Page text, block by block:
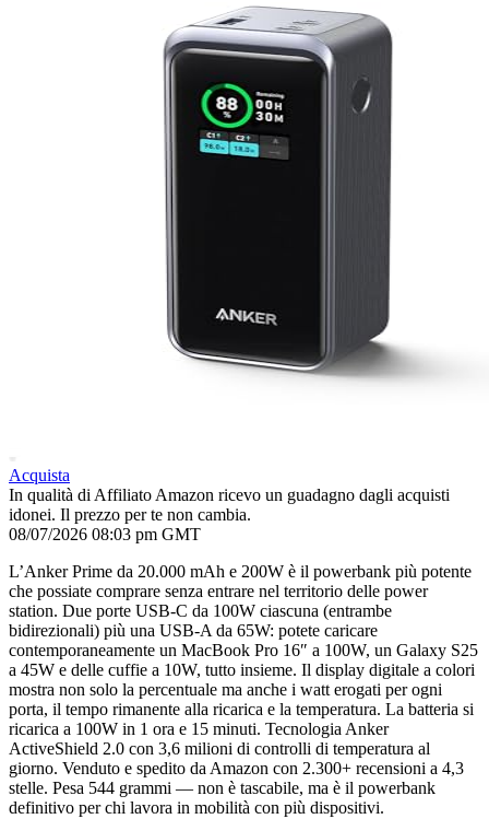
Acquista
In qualità di Affiliato Amazon ricevo un guadagno dagli acquisti
idonei. Il prezzo per te non cambia.
08/07/2026 08:03 pm GMT
L’Anker Prime da 20.000 mAh e 200W è il powerbank più potente
che possiate comprare senza entrare nel territorio delle power
station. Due porte USB-C da 100W ciascuna (entrambe
bidirezionali) più una USB-A da 65W: potete caricare
contemporaneamente un MacBook Pro 16″ a 100W, un Galaxy S25
a 45W e delle cuffie a 10W, tutto insieme. Il display digitale a colori
mostra non solo la percentuale ma anche i watt erogati per ogni
porta, il tempo rimanente alla ricarica e la temperatura. La batteria si
ricarica a 100W in 1 ora e 15 minuti. Tecnologia Anker
ActiveShield 2.0 con 3,6 milioni di controlli di temperatura al
giorno. Venduto e spedito da Amazon con 2.300+ recensioni a 4,3
stelle. Pesa 544 grammi — non è tascabile, ma è il powerbank
definitivo per chi lavora in mobilità con più dispositivi.